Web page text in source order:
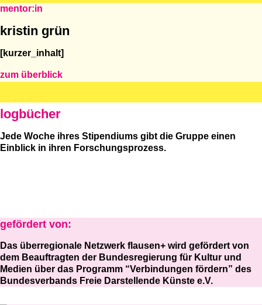
mentor:in
kristin grün
[kurzer_inhalt]
zum überblick
logbücher
Jede Woche ihres Stipendiums gibt die Gruppe einen
Einblick in ihren Forschungsprozess.
gefördert von:
Das überregionale Netzwerk flausen+ wird gefördert von
dem Beauftragten der Bundesregierung für Kultur und
Medien über das Programm “Verbindungen fördern” des
Bundesverbands Freie Darstellende Künste e.V.